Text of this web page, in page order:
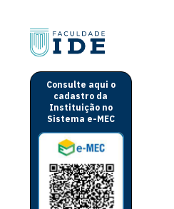
Consulte aqui o
cadastro da
Instituição no
Sistema e-MEC